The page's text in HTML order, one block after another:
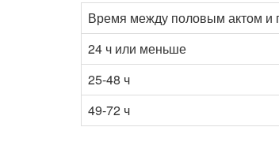
Время между половым актом и
24 ч или меньше
25-48 ч
49-72 ч